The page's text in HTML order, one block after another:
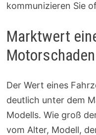
kommunizieren Sie
Marktwert
Motorschaden
Der Wert eines
deutlich unter dem
Modells. Wie groß
vom Alter, Modell,